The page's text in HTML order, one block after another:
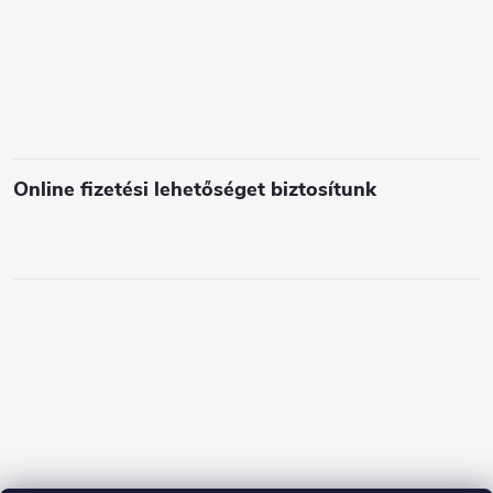
Online fizetési lehetőséget biztosítunk